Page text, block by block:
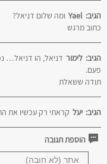
Yael הגיב:
ומה שלום דניאל?
כתוב מרגש
לימור הגיב:
דניאל, הו דניאל…
פעם.
תודה ששאלת
יעל הגיב: קראתי רק עכשיו את
הוספת תגובה